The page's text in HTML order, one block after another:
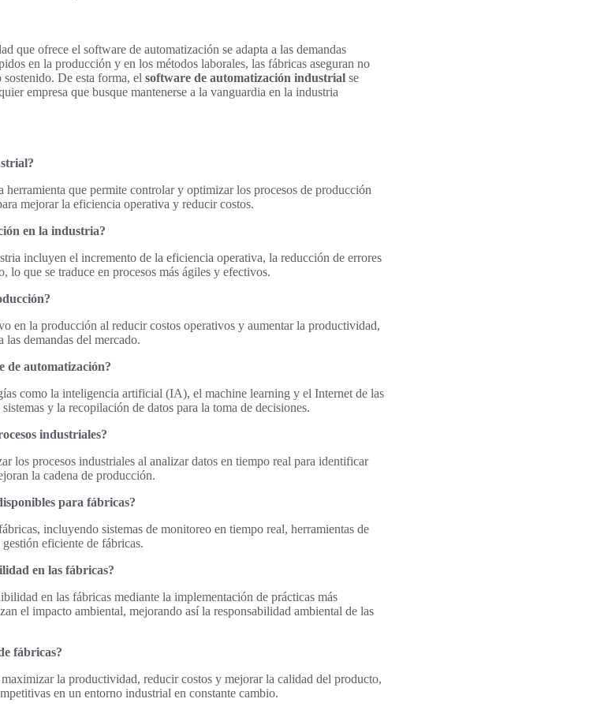
que ofrece el software de automatización se adapta a las demandas
en la producción y en los métodos laborales, las fábricas aseguran no
De esta forma, el software de automatización industrial se
empresa que busque mantenerse a la vanguardia en la industria
que permite controlar y optimizar los procesos de producción
mejorar la eficiencia operativa y reducir costos.
en la industria?
incluyen el incremento de la eficiencia operativa, la reducción de errores
lo que se traduce en procesos más ágiles y efectivos.
en la producción al reducir costos operativos y aumentar la productividad,
demandas del mercado.
de automatización?
como la inteligencia artificial (IA), el machine learning y el Internet de las
y la recopilación de datos para la toma de decisiones.
industriales?
los procesos industriales al analizar datos en tiempo real para identificar
la cadena de producción.
para fábricas?
incluyendo sistemas de monitoreo en tiempo real, herramientas de
eficiente de fábricas.
en las fábricas?
en las fábricas mediante la implementación de prácticas más
el impacto ambiental, mejorando así la responsabilidad ambiental de las
fábricas?
la productividad, reducir costos y mejorar la calidad del producto,
en un entorno industrial en constante cambio.